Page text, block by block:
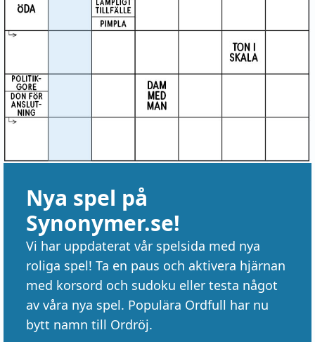
Nya spel på
Synonymer.se!
Vi har uppdaterat vår spelsida med nya
roliga spel! Ta en paus och aktivera hjärnan
med korsord och sudoku eller testa något
av våra nya spel. Populära Ordfull har nu
bytt namn till Ordröj.